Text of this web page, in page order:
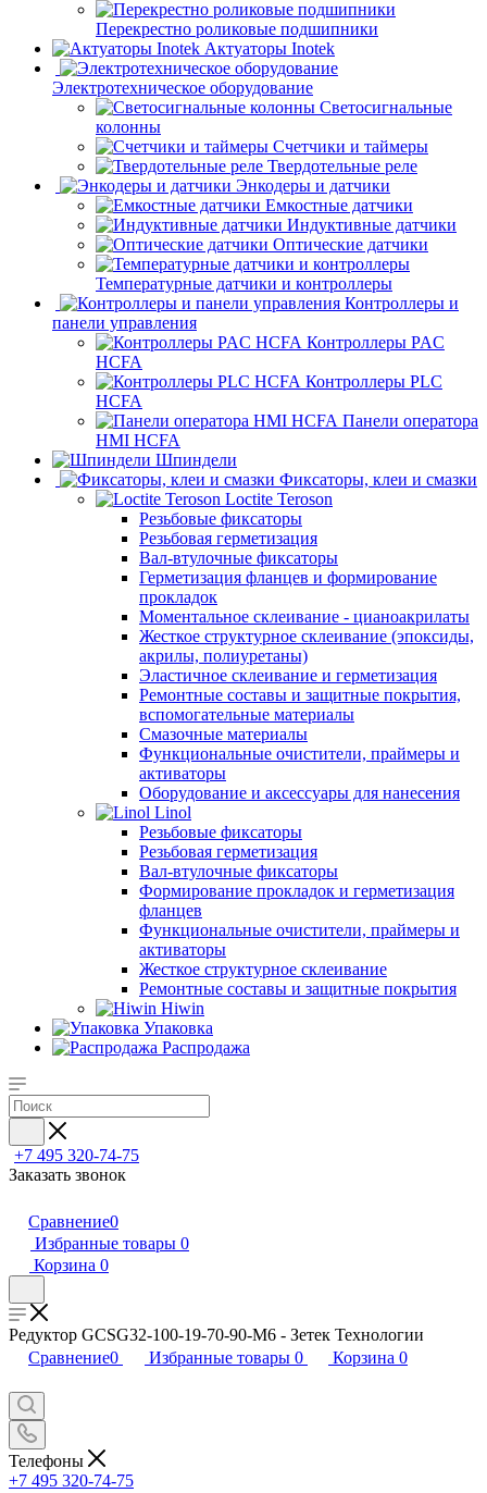
Перекрестно роликовые подшипники
Актуаторы Inotek
Электротехническое оборудование
Светосигнальные
колонны
Счетчики и таймеры
Твердотельные реле
Энкодеры и датчики
Емкостные датчики
Индуктивные датчики
Оптические датчики
Температурные датчики и контроллеры
Контроллеры и
панели управления
Контроллеры PAC
HCFA
Контроллеры PLC
HCFA
Панели оператора
HMI HCFA
Шпиндели
Фиксаторы, клеи и смазки
Loctite Teroson
Резьбовые фиксаторы
Резьбовая герметизация
Вал-втулочные фиксаторы
Герметизация фланцев и формирование
прокладок
Моментальное склеивание - цианоакрилаты
Жесткое структурное склеивание (эпоксиды,
акрилы, полиуретаны)
Эластичное склеивание и герметизация
Ремонтные составы и защитные покрытия,
вспомогательные материалы
Смазочные материалы
Функциональные очистители, праймеры и
активаторы
Оборудование и аксессуары для нанесения
Linol
Резьбовые фиксаторы
Резьбовая герметизация
Вал-втулочные фиксаторы
Формирование прокладок и герметизация
фланцев
Функциональные очистители, праймеры и
активаторы
Жесткое структурное склеивание
Ремонтные составы и защитные покрытия
Hiwin
Упаковка
Распродажа
+7 495 320-74-75
Заказать звонок
Сравнение0
Избранные товары 0
Корзина 0
Редуктор GCSG32-100-19-70-90-M6 - Зетек Технологии
Сравнение0 Избранные товары 0 Корзина 0
Телефоны
+7 495 320-74-75